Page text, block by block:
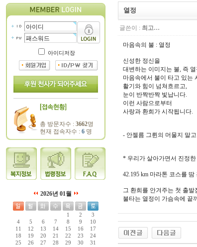
아이디저장
총 방문자수 : 3662명
현재 접속자수 : 6 명
2026년 01월
1 2
3
4
5 6 7 8 9
10
11
12 13 14 15 16
17
18
19 20 21 22 23
24
25
26 27 28 29 30 31
열정
글쓴이 : 최고…
마음속의 불 : 열정
신성한 정신을
대변하는 이미지는 불, 즉
마음속에서 불이 타고 있는
활기와 힘이 넘쳐흐르고,
눈이 반짝반짝 빛납니다.
이런 사람으로부터
사랑과 환희가 시작됩니다.
- 안젤름 그륀의 머물지 말
* 우리가 살아가면서 진정
42.195 km 마라톤 코스를
그 환희를 안겨주는 첫 출발
불타는 열정이 가슴속에 끝